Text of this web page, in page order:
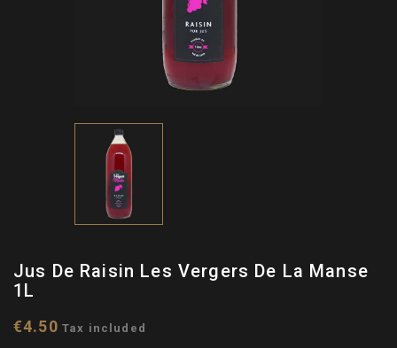
Jus De Raisin Les Vergers De La Manse
1L
€4.50 Tax included